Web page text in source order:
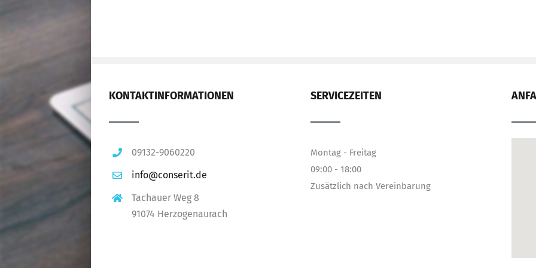
KONTAKTINFORMATIONEN
09132-9060220
info@conserit.de
Tachauer Weg 8
91074 Herzogenaurach
SERVICEZEITEN
Montag - Freitag
09:00 - 18:00
Zusätzlich nach Vereinbarung